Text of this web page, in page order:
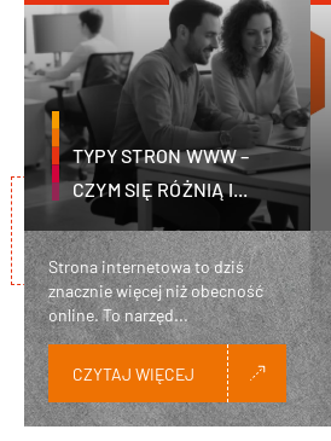
TYPY STRON WWW –
CZYM SIĘ RÓŻNIĄ I...
Strona internetowa to dziś
znacznie więcej niż obecność
online. To narzęd...
CZYTAJ WIĘCEJ